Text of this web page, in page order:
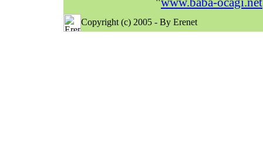
Copyright (c) 2005 - By Erenet